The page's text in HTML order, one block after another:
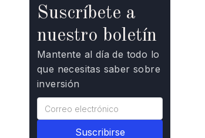
Suscríbete a
nuestro boletín
Mantente al día de todo lo
que necesitas saber sobre
inversión